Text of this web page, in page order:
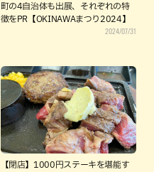
町の4自治体も出展、それぞれの特
徴をPR【OKINAWAまつり2024】
2024/07/31
【閉店】1000円ステーキを堪能す